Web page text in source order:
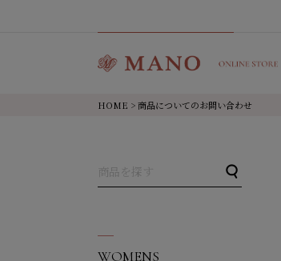
HOME > 商品についてのお問い合わせ
WOMENS